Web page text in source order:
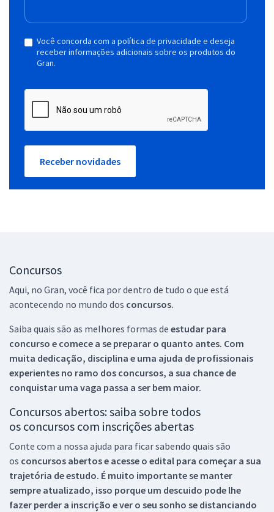
Você concorda com a política de privacidade e deseja
receber informações adicionais sobre os produtos do
Gran.
Receber novidades
Concursos
Aqui, no Gran, você fica por dentro de tudo o que está
acontecendo no mundo dos concursos.
Saiba quais são as melhores formas de estudar para
concurso e comece a se preparar o quanto antes. Com
muita dedicação, disciplina e uma ajuda de profissionais
experientes no ramo dos concursos, a sua chance de
conquistar uma vaga passa a ser bem maior.
Concursos abertos: saiba sobre todos
os concursos com inscrições abertas
Conte com a nossa ajuda para ficar sabendo quais são
os concursos abertos e acesse o edital para começar a sua
trajetória de estudo. É muito importante se manter
sempre atualizado, isso porque um descuido pode lhe
fazer perder a inscrição e ver o seu sonho se distanciando